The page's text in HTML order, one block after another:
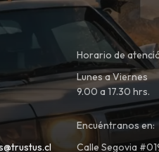
Horario de
Lunes a Viernes
9.00 a 17.30 hrs.
Encuéntranos en:
Calle Segovia